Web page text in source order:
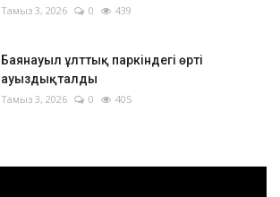
Тамыз 3, 2026 0 439
Баянауыл ұлттық паркіндегі өрті
ауыздықталды
Тамыз 3, 2026 0 405